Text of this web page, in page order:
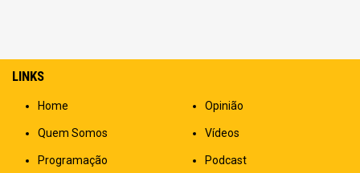
LINKS
Home
Quem Somos
Programação
Opinião
Vídeos
Podcast